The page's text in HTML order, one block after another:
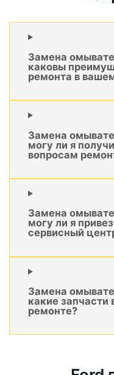
Замена
каковы
ремонта в
Замена
могу ли я
вопросам
Замена
могу ли я
сервисный
Замена
какие запчасти
ремонте?